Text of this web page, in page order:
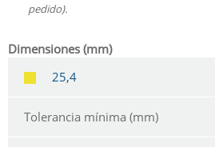
pedido).
Dimensiones (mm)
25,4
Tolerancia mínima (mm)